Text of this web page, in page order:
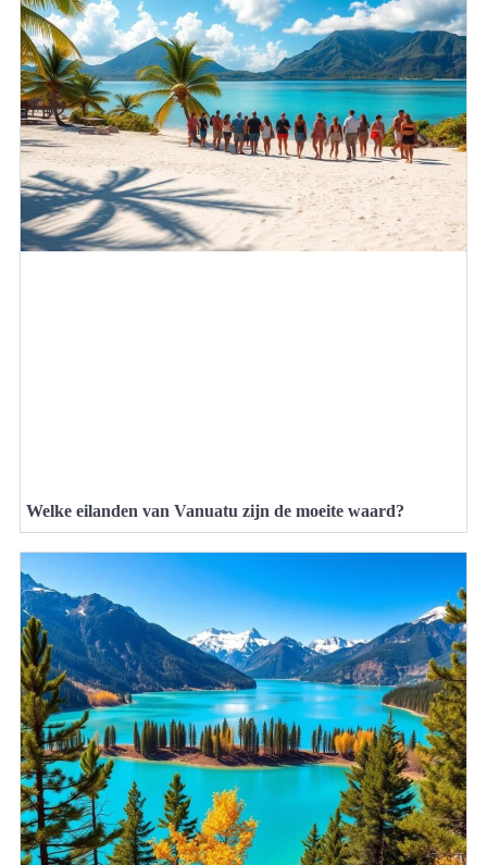
Welke eilanden van Vanuatu zijn de moeite waard?